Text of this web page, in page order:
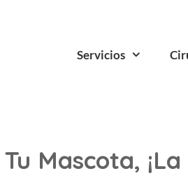
Servicios
Mascota,